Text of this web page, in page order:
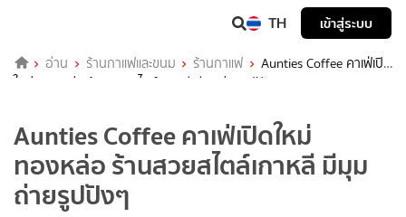
TH เข้าสู่ระบบ
อ่าน ร้านกาแฟและขนม ร้านกาแฟ
Aunties Coffee คาเฟ่เปิด
ใหม่ ทองหล่อ ร้านสวยสไตล์เกาหลี มีมุมถ่ายรูปปังๆ
Aunties Coffee คาเฟ่เปิดใหม่
ทองหล่อ ร้านสวยสไตล์เกาหลี มีมุม
ถ่ายรูปปังๆ